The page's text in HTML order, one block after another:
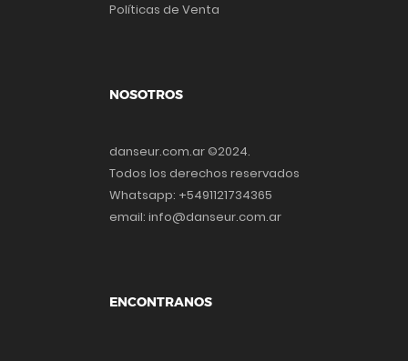
Políticas de Venta
NOSOTROS
danseur.com.ar ©2024.
Todos los derechos reservados
Whatsapp: +5491121734365
email: info@danseur.com.ar
ENCONTRANOS